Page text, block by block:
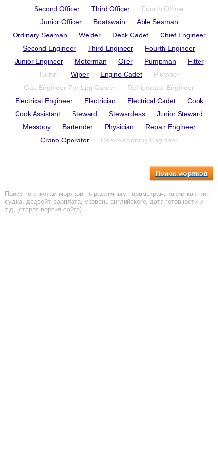
Second Officer
Third Officer
Fourth Officer
Junior Officer
Boatswain
Able Seaman
Ordinary Seaman
Welder Deck Cadet
Chief Engineer
Second Engineer
Third Engineer
Fourth Engineer
Junior Engineer
Motorman Oiler Pumpman
Fitter
Turner
Wiper Engine Cadet
Plumber
Gas Engineer For Lpg Carrier
Refrigerator Engineer
Electrical Engineer
Electrician Electrical Cadet
Cook
Cook Assistant
Steward Stewardess
Junior Steward
Messboy
Bartender Physician
Repair Engineer
Crane Operator
Commissioning Engineer
Поиск моряков
Поиск по анкетам моряков по различным параметрам, таким как: тип
судна, дедвейт, зарплата, уровень английского, дата готовности и
т.д. (старая версия сайта)